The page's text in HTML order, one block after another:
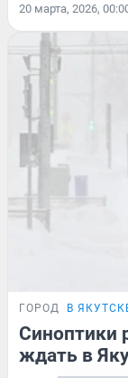
20 марта, 2026,
ГОРОД В
Синоптики
ждать в